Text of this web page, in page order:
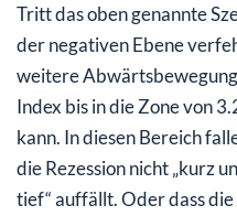
Tritt das oben genannte
der negativen Ebene
weitere
Index bis in die Zone von
kann. In diesen Bereich
die Rezession nicht „kurz
tief“ auffällt. Oder dass